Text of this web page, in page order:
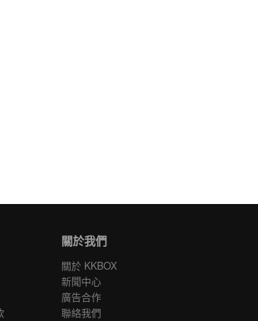
關於我們
關於 KKBOX
新聞中心
廣告合作
聯絡我們